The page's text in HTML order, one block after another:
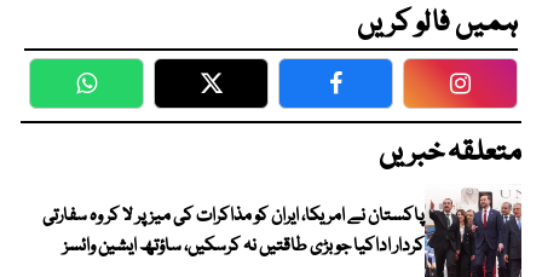
ہمیں فالو کریں
WhatsApp Twitter Facebook
متعلقہ خبریں
پاکستان نے امریکا، ایران کو مذاکرات کی میز پر لا کر وہ سفارتی
کردار اداکیا جو بڑی طاقتیں نہ کرسکیں، ساؤتھ ایشین وائسز